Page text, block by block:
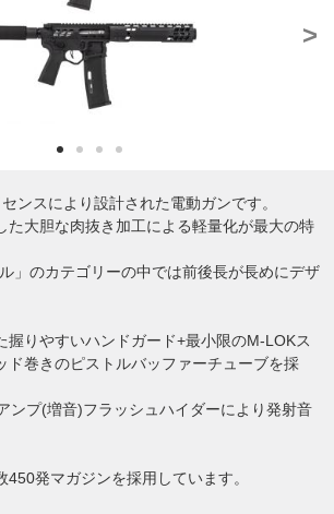
>
ンスにより設計された電動ガンです。
た大胆な肉抜き加工による軽量化が最大の特
」のカテゴリーの中では前後長が長めにデザ
握りやすいハンドガード+最小限のM-LOKス
ド巻きのピストルバッファーチューブを採
ンプ(増音)フラッシュハイダーにより発射音
450発マガジンを採用しています。